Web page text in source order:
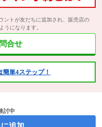
ントが友だちに追加され、販売店の
うになります。
合せ
単4ステップ！
討中